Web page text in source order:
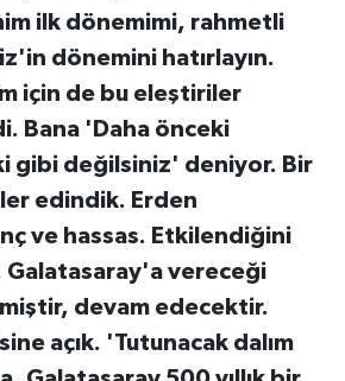
ilk dönemimi, rahmetli
dönemini hatırlayın.
için de bu eleştiriler
Bana 'Daha önceki
gibi değilsiniz' deniyor. Bir
edindik. Erden
ve hassas. Etkilendiğini
Galatasaray'a vereceği
devam edecektir.
açık. 'Tutunacak dalım